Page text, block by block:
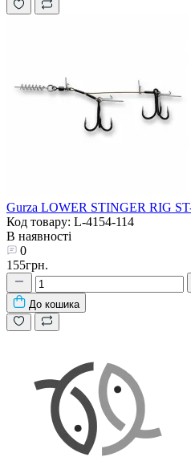
Gurza LOWER STINGER RIG
Код товару: L-4154-114
В наявності
0
155грн.
До кошика